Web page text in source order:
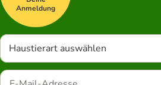
Anmeldung
Haustierart auswählen